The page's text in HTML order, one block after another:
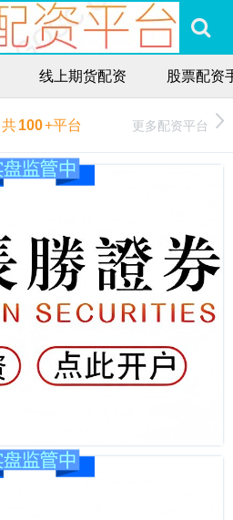
线上期货配资 股票配资
共100+平台 更多配资平台